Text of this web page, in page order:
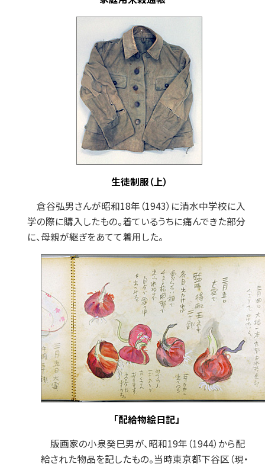
生徒制服（上）
倉谷弘男さんが昭和18年（1943）に清水中学校に入
学の際に購入したもの。着ているうちに痛んできた部分
に、母親が継ぎをあてて着用した。
「配給物絵日記」
版画家の小泉癸巳男が、昭和19年（1944）から配
給された物品を記したもの。当時東京都下谷区（現・